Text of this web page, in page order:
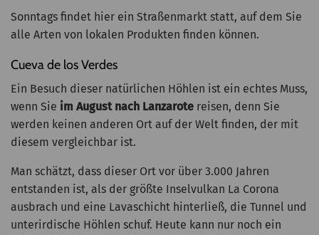
Sonntags findet hier ein Straßenmarkt statt, auf dem Sie
alle Arten von lokalen Produkten finden können.
Cueva de los Verdes
Ein Besuch dieser natürlichen Höhlen ist ein echtes Muss,
wenn Sie im August nach Lanzarote reisen, denn Sie
werden keinen anderen Ort auf der Welt finden, der mit
diesem vergleichbar ist.
Man schätzt, dass dieser Ort vor über 3.000 Jahren
entstanden ist, als der größte Inselvulkan La Corona
ausbrach und eine Lavaschicht hinterließ, die Tunnel und
unterirdische Höhlen schuf. Heute kann nur noch ein